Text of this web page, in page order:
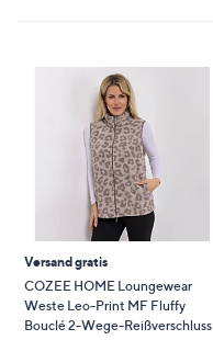
Versand gratis
COZEE HOME Loungewear
Weste Leo-Print MF Fluffy
Bouclé 2-Wege-Reißverschluss